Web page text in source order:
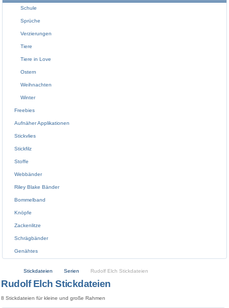
Schule
Sprüche
Verzierungen
Tiere
Tiere in Love
Ostern
Weihnachten
Winter
Freebies
Aufnäher Applikationen
Stickvlies
Stickfilz
Stoffe
Webbänder
Riley Blake Bänder
Bommelband
Knöpfe
Zackenlitze
Schrägbänder
Genähtes
Stickdateien Serien Rudolf Elch Stickdateien
Rudolf Elch Stickdateien
8 Stickdateien für kleine und große Rahmen